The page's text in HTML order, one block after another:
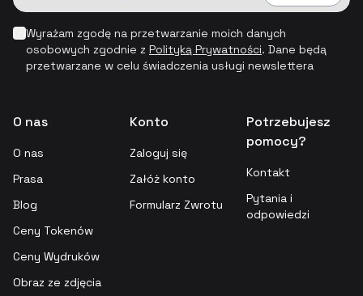
Wyrażam zgodę na przetwarzanie moich danych
osobowych zgodnie z Polityką Prywatności. Dane będą
przetwarzane w celu świadczenia usługi newslettera
O nas
O nas
Prasa
Blog
Ceny Tokenów
Ceny Wydruków
Obraz ze zdjęcia
Konto
Zaloguj się
Załóż konto
Formularz Zwrotu
Potrzebujesz
pomocy?
Kontakt
Pytania i
odpowiedzi